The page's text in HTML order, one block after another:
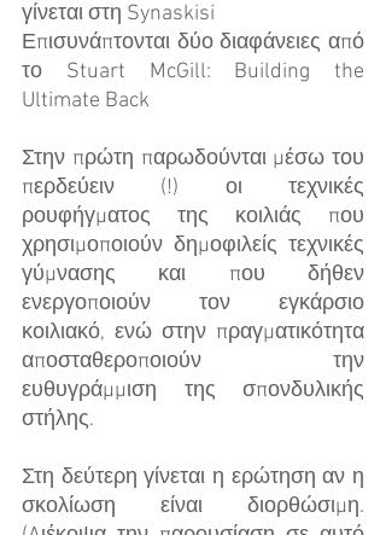
γίνεται στη Synaskisi
Επισυνάπτονται δύο διαφάνειες από
το Stuart McGill: Building the
Ultimate Back
Στην πρώτη παρωδούνται μέσω του
περδεύειν (!) οι τεχνικές
ρουφήγματος της κοιλιάς που
χρησιμοποιούν δημοφιλείς τεχνικές
γύμνασης και που δήθεν
ενεργοποιούν τον εγκάρσιο
κοιλιακό, ενώ στην πραγματικότητα
αποσταθεροποιούν την
ευθυγράμμιση της σπονδυλικής
στήλης.
Στη δεύτερη γίνεται η ερώτηση αν η
σκολίωση είναι διορθώσιμη.